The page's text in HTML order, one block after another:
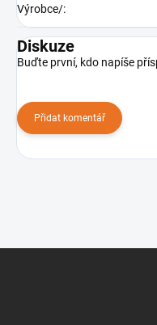
Výrobce/:
Diskuze
Buďte první, kdo napíše
Přidat komentář